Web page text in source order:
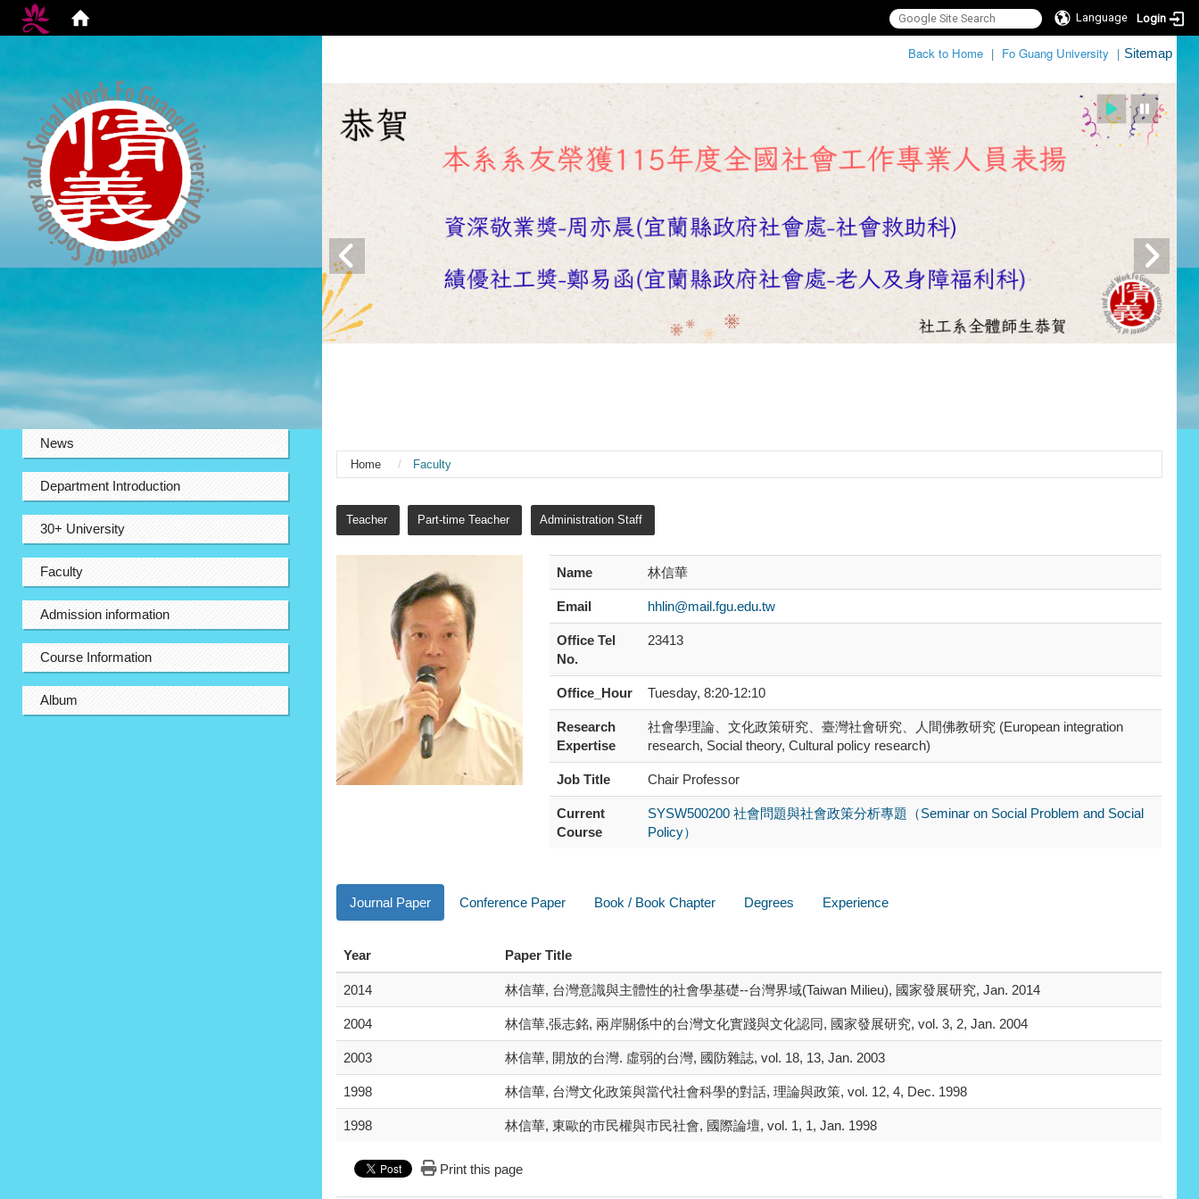
Language Login
Back to Home | Fo Guang University | Sitemap
News
Department Introduction
30+ University
Faculty
Admission information
Course Information
Album
Home Faculty
Teacher Part-time Teacher Administration Staff
Name 林信華
Email hhlin@mail.fgu.edu.tw
Office Tel
No.
23413
Office_Hour Tuesday, 8:20-12:10
Research
Expertise
社會學理論、文化政策研究、臺灣社會研究、人間佛教研究 (European integration
research, Social theory, Cultural policy research)
Job Title Chair Professor
Current
Course
SYSW500200 社會問題與社會政策分析專題（Seminar on Social Problem and Social
Policy）
Journal Paper Conference Paper Book / Book Chapter Degrees Experience
Year Paper Title
2014 林信華, 台灣意識與主體性的社會學基礎--台灣界域(Taiwan Milieu), 國家發展研究, Jan. 2014
2004 林信華,張志銘, 兩岸關係中的台灣文化實踐與文化認同, 國家發展研究, vol. 3, 2, Jan. 2004
2003 林信華, 開放的台灣. 虛弱的台灣, 國防雜誌, vol. 18, 13, Jan. 2003
1998 林信華, 台灣文化政策與當代社會科學的對話, 理論與政策, vol. 12, 4, Dec. 1998
1998 林信華, 東歐的市民權與市民社會, 國際論壇, vol. 1, 1, Jan. 1998
Print this page